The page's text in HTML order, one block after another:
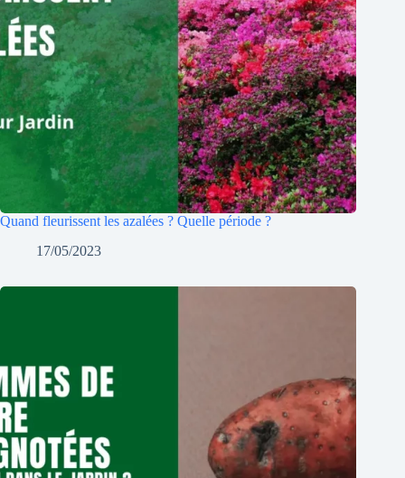
Quand fleurissent les azalées ? Quelle période ?
17/05/2023